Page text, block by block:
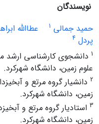
نویسندگان
حمید جمالی 1 عطاالله
پردل 4
1 دانشجوی کارشناسی ارشد
علوم زمین، دانشگاه شهرکرد.
2 دانشیار گروه مرتع و
زمین، دانشگاه شهرکرد.
3 استادیار گروه مرتع و
زمین، دانشگاه شهرکرد.